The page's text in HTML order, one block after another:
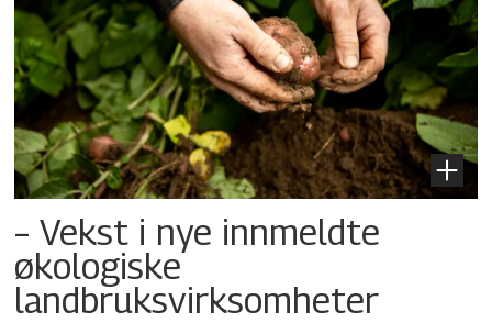
– Vekst i nye innmeldte
økologiske
landbruksvirksomheter